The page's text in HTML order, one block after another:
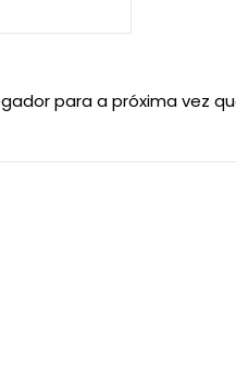
para a próxima vez